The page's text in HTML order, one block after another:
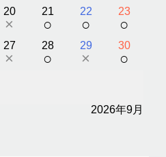
20
×
21
○
22
○
23
○
27
×
28
○
29
×
30
○
2026年9月